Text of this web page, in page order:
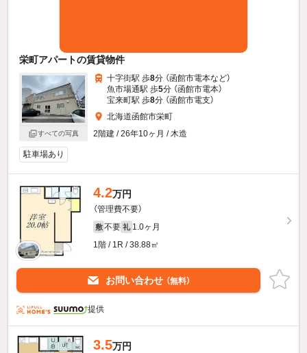
栄町アパートの賃貸物件
すべての写真
十字街駅 歩8分 （函館市電本など）
魚市場通駅 歩5分 （函館市電本）
宝来町駅 歩8分 （函館市電支）
北海道函館市栄町
2階建 / 26年10ヶ月 / 木造
駐車場あり
4.2万円
（管理費不要）
敷 不要 礼 1.0ヶ月
1階 / 1R / 38.88㎡
お問い合わせ （無料）
提供
3.5万円